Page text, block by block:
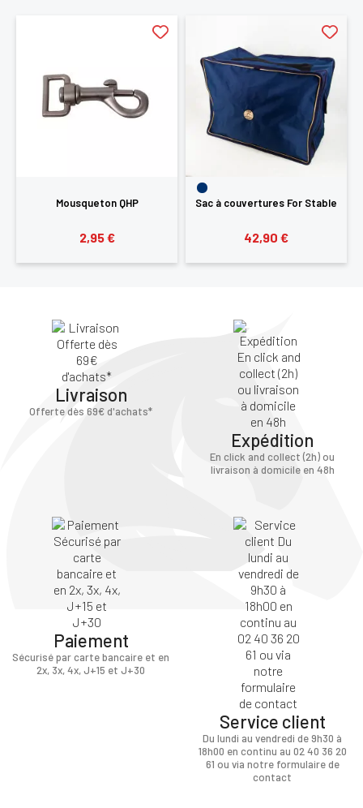
Mousqueton QHP
2,95 €
Sac à couvertures For Stable
42,90 €
Livraison
Offerte dès 69€ d'achats*
Expédition
En click and collect (2h) ou
livraison à domicile en 48h
Paiement
Sécurisé par carte bancaire et en
2x, 3x, 4x, J+15 et J+30
Service client
Du lundi au vendredi de 9h30 à
18h00 en continu au 02 40 36 20
61 ou via notre formulaire de
contact